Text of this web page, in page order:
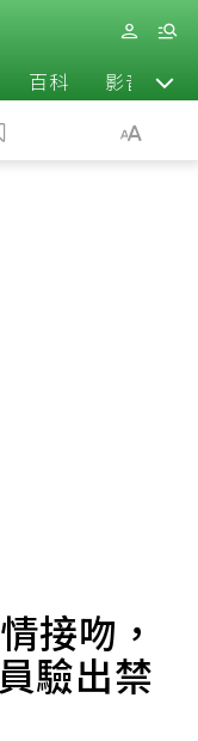
百科 影音
接吻，
驗出禁